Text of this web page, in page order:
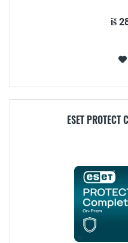
iš
ESET PROTECT